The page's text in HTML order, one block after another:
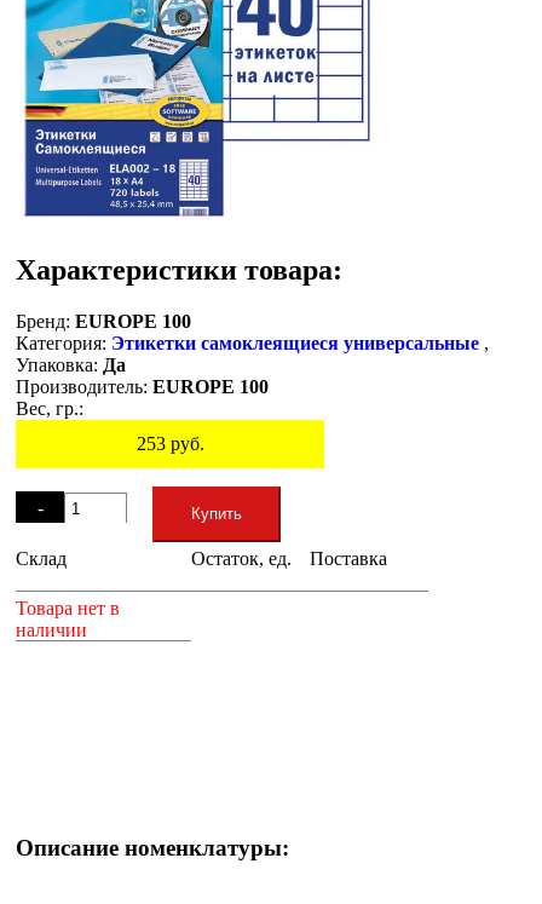
Характеристики товара:
Бренд: EUROPE 100
Категория: Этикетки самоклеящиеся универсальные ,
Упаковка: Да
Производитель: EUROPE 100
Вес, гр.:
253руб.
-
+
Купить
Склад Остаток, ед. Поставка
Товара нет в
наличии
Описание номенклатуры: